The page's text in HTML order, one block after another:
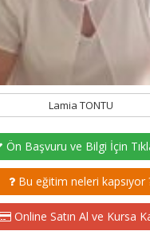
Lamia TONTU
Ön Başvuru ve Bilgi İçin
Bu eğitim neleri kapsıyor
Online Satın Al ve Kursa